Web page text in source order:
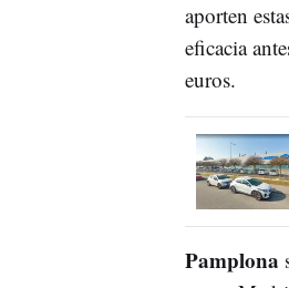
aporten
eficacia
euros.
Pamplona